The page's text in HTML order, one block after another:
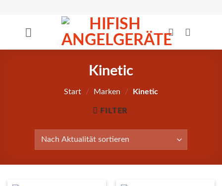
springen
Kinetic
Start / Marken / Kinetic
FILTER